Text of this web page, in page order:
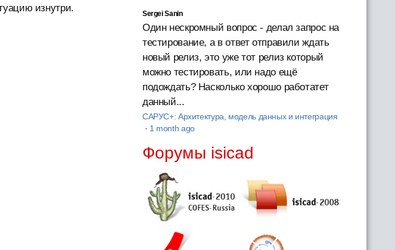
изнутри.
Sergei Sanin
Один нескромный вопрос - делал запрос на
тестирование, а в ответ отправили ждать
новый релиз, это уже тот релиз который
можно тестировать, или надо ещё
подождать? Насколько хорошо работатет
данный...
САРУС+: Архитектура, модель данных и интеграция
· 1 month ago
Форумы isicad